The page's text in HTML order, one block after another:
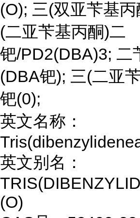
(O); 三(双亚苄基
(二亚苄基丙酮)二
钯/PD2(DBA)3; 二
(DBA钯); 三(二亚
钯(0);
英文名称：
英文别名：
(O)